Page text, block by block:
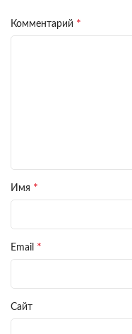
Комментарий *
Имя *
Email *
Сайт